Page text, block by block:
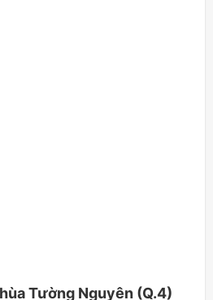
Tường Nguyên (Q.4)